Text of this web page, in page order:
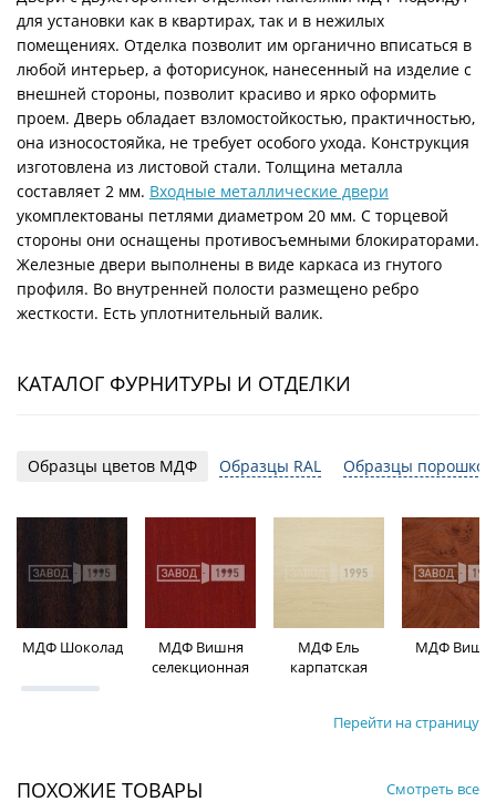
для установки как в квартирах, так и в нежилых
помещениях. Отделка позволит им органично вписаться в
любой интерьер, а фоторисунок, нанесенный на изделие с
внешней стороны, позволит красиво и ярко оформить
проем. Дверь обладает взломостойкостью, практичностью,
она износостояйка, не требует особого ухода. Конструкция
изготовлена из листовой стали. Толщина металла
составляет 2 мм. Входные металлические двери
укомплектованы петлями диаметром 20 мм. С торцевой
стороны они оснащены противосъемными блокираторами.
Железные двери выполнены в виде каркаса из гнутого
профиля. Во внутренней полости размещено ребро
жесткости. Есть уплотнительный валик.
КАТАЛОГ ФУРНИТУРЫ И ОТДЕЛКИ
Образцы цветов МДФ Образцы RAL Образцы
МДФ Шоколад
МДФ Вишня
селекционная
МДФ Ель
карпатская
МДФ
Перейти на страницу
ПОХОЖИЕ ТОВАРЫ Смотреть все